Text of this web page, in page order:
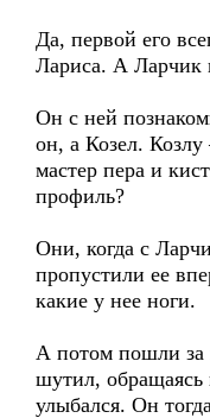
Да, первой его
Лариса. А Ларчик
Он с ней
он, а Козел. Козлу
мастер пера и
профиль?
Они, когда с
пропустили ее
какие у нее ноги.
А потом пошли за
шутил, обращаясь
улыбался. Он